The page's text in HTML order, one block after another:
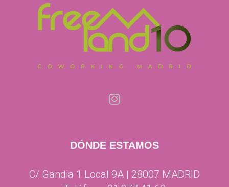
DÓNDE ESTAMOS
C/ Gandia 1 Local 9A | 28007 MADRID